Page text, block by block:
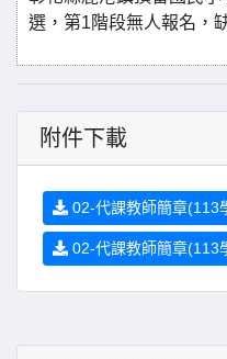
選，第1階段無人報名，
附件下載
02-代課教師簡章(113
02-代課教師簡章(113